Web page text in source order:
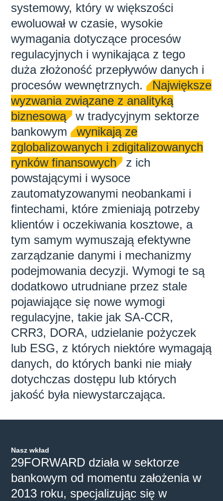
systemowy, który w większości
ewoluował w czasie, wysokie
wymagania dotyczące procesów
regulacyjnych i wynikająca z tego
duża złożoność przepływów danych i
procesów wewnętrznych. Największe
wyzwania związane z analityką
biznesową
w tradycyjnym sektorze
bankowym wynikają ze
zglobalizowanych i zdigitalizowanych
rynków finansowych
z ich
powstającymi i wysoce
zautomatyzowanymi neobankami i
fintechami, które zmieniają potrzeby
klientów i oczekiwania kosztowe, a
tym samym wymuszają efektywne
zarządzanie danymi i mechanizmy
podejmowania decyzji. Wymogi te są
dodatkowo utrudniane przez stale
pojawiające się nowe wymogi
regulacyjne, takie jak SA-CCR,
CRR3, DORA, udzielanie pożyczek
lub ESG, z których niektóre wymagają
danych, do których banki nie miały
dotychczas dostępu lub których
jakość była niewystarczająca.
Nasz wkład
29FORWARD działa w sektorze
bankowym od momentu założenia w
2013 roku, specjalizując się w